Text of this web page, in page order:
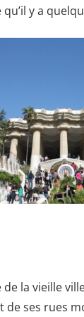
y a
la vieille
de ses rues